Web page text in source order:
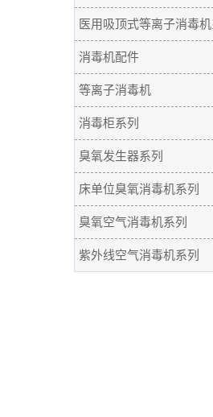
医用吸顶式等离子消毒机
消毒机配件
等离子消毒机
消毒柜系列
臭氧发生器系列
床单位臭氧消毒机系列
臭氧空气消毒机系列
紫外线空气消毒机系列